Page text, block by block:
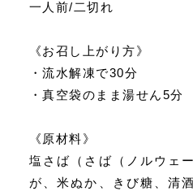
一人前/二切れ
《お召し上がり方》
・流水解凍で30分
・真空袋のまま湯せん5分
《原材料》
塩さば（さば（ノルウェ
が、米ぬか、きび糖、清